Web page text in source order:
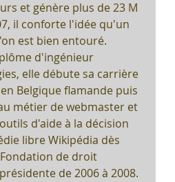
et génère plus de 23 M
il conforte l'idée qu'un
est bien entouré.
d'ingénieur
elle débute sa carrière
Belgique flamande puis
métier de webmaster et
d'aide à la décision
libre Wikipédia dès
de droit
de 2006 à 2008.